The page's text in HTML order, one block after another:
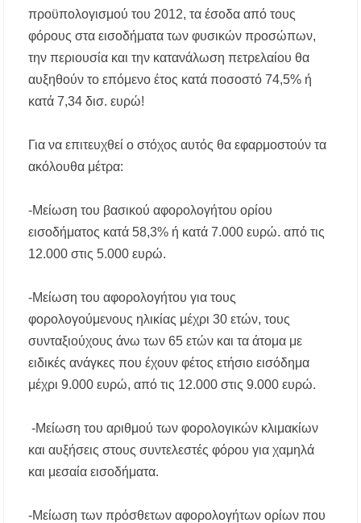
Η ΕΥΑΘ επεκτείνεται στη Χαλκιδική – Τι
αλλάζει με τον νέο νόμο για ύδρευση και
αποχέτευση
Χαλκιδική: Νεκρός 69χρονος λουόμενος στην
Διακοπές ρεύματος σε περιοχές της Χαλκιδικής
– Πότε και πού θα σημειωθούν
Νέες χρηματοδοτήσεις από το Πράσινο Ταμείο
για δήμους της Κεντρικής Μακεδονίας
Με λαμπρότητα πραγματοποιήθηκε η
Έρευνα απαντάει: Πόσο χρόνο κερδίζουμε
υπερβαίνοντας το όριο ταχύτητας;
Χαλκιδική: Άμεση η κατάσβεση πυρκαγιάς σε
χαμηλή βλάστηση στην περιοχή του Πόρτο
Η ΘΕΙΑ ΜΕΤΑΜΟΡΦΩΣΙΣ ΤΟΥ ΣΩΤΗΡΟΣ
ΗΜΩΝ ΙΗΣΟΥ ΧΡΙΣΤΟΥ ΣΤΟ
ΠΛΑΤΑΝΟΧΩΡΙ ΚΑΙ ΣΤΗ ΣΑΡΑΚΗΝΑ
προϋπολογισμού του 2012, τα έσοδα από τους
φόρους στα εισοδήματα των φυσικών προσώπων,
την περιουσία και την κατανάλωση πετρελαίου θα
αυξηθούν το επόμενο έτος κατά ποσοστό 74,5% ή
κατά 7,34 δισ. ευρώ!
Για να επιτευχθεί ο στόχος αυτός θα εφαρμοστούν τα
ακόλουθα μέτρα:
-Μείωση του βασικού αφορολογήτου ορίου
εισοδήματος κατά 58,3% ή κατά 7.000 ευρώ. από τις
12.000 στις 5.000 ευρώ.
-Μείωση του αφορολογήτου για τους
φορολογούμενους ηλικίας μέχρι 30 ετών, τους
συνταξιούχους άνω των 65 ετών και τα άτομα με
ειδικές ανάγκες που έχουν φέτος ετήσιο εισόδημα
μέχρι 9.000 ευρώ, από τις 12.000 στις 9.000 ευρώ.
-Μείωση του αριθμού των φορολογικών κλιμακίων
και αυξήσεις στους συντελεστές φόρου για χαμηλά
και μεσαία εισοδήματα.
-Μείωση των πρόσθετων αφορολογήτων ορίων που